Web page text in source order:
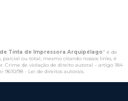
Tinta de Impressora Arquipélago" é de
parcial ou total, mesmo citando nossos links, é
Crime de violação de direito autoral – artigo 184
9610/98 - Lei de direitos autorais.